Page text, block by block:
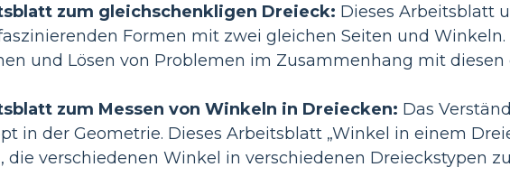
zum gleichschenkligen Dreieck: Dieses Arbeitsblatt
Formen mit zwei gleichen Seiten und
und Lösen von Problemen im Zusammenhang mit
zum Messen von Winkeln in Dreiecken: Das
in der Geometrie. Dieses Arbeitsblatt „Winkel in einem
die verschiedenen Winkel in verschiedenen Dreieckstypen